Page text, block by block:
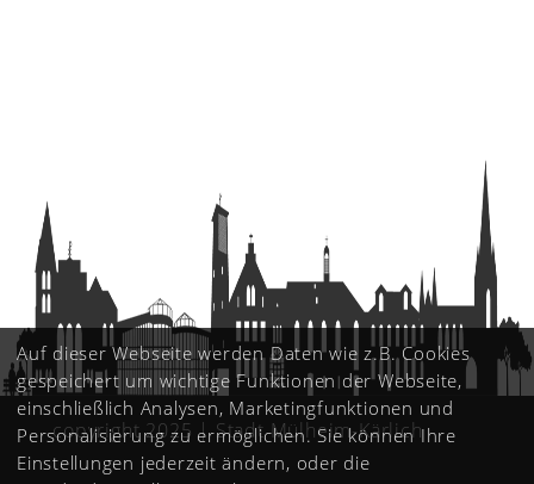
copyright 2025 | Stadt Mülheim-Kärlich
Auf dieser Webseite werden Daten wie z.B. Cookies
gespeichert um wichtige Funktionen der Webseite,
einschließlich Analysen, Marketingfunktionen und
Personalisierung zu ermöglichen. Sie können Ihre
Einstellungen jederzeit ändern, oder die